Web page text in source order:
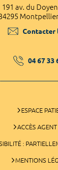
191 av. du
Contacter
04 67 33
ESPACE
ACCÈS
:
MENTIONS